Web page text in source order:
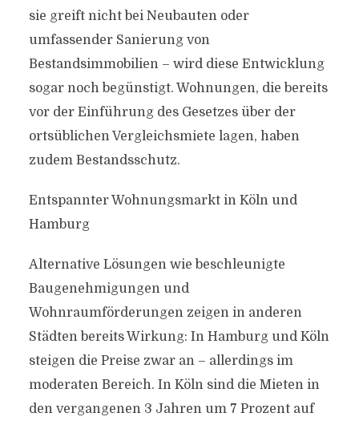
sie greift nicht bei Neubauten oder
umfassender Sanierung von
Bestandsimmobilien – wird diese Entwicklung
sogar noch begünstigt. Wohnungen, die bereits
vor der Einführung des Gesetzes über der
ortsüblichen Vergleichsmiete lagen, haben
zudem Bestandsschutz.
Entspannter Wohnungsmarkt in Köln und
Hamburg
Alternative Lösungen wie beschleunigte
Baugenehmigungen und
Wohnraumförderungen zeigen in anderen
Städten bereits Wirkung: In Hamburg und Köln
steigen die Preise zwar an – allerdings im
moderaten Bereich. In Köln sind die Mieten in
den vergangenen 3 Jahren um 7 Prozent auf